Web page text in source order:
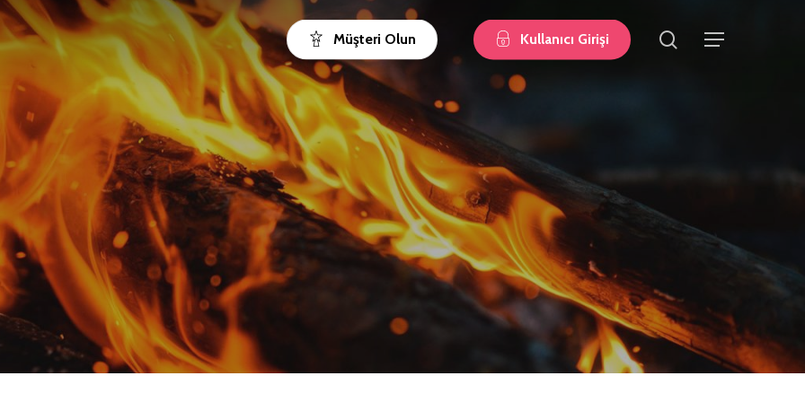
Müşteri Olun Kullanıcı Girişi search
Menu